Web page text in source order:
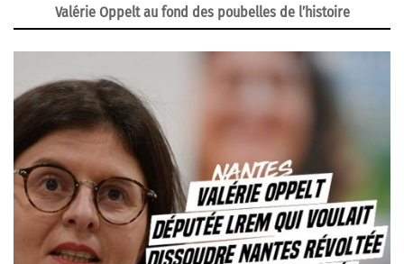
Valérie Oppelt au fond des poubelles de l’histoire